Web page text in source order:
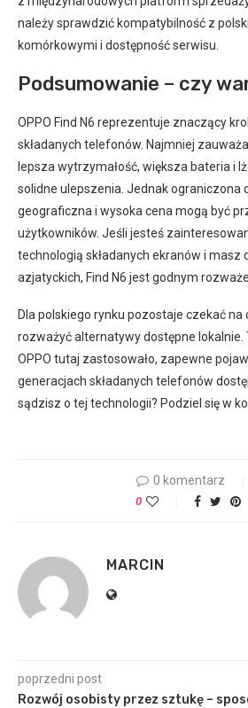
należy sprawdzić kompatybilność z
komórkowymi i dostępność serwisu.
Podsumowanie – czy
OPPO Find N6 reprezentuje znaczący
składanych telefonów. Najmniej
lepsza wytrzymałość, większa bateria i
solidne ulepszenia. Jednak ograniczona
geograficzna i wysoka cena mogą być
użytkowników. Jeśli jesteś
technologią składanych ekranów i masz
azjatyckich, Find N6 jest godnym
Dla polskiego rynku pozostaje czekać na
rozważyć alternatywy dostępne lokalnie.
OPPO tutaj zastosowało, zapewne
generacjach składanych telefonów
sądzisz o tej technologii? Podziel się w
0 komentarz
0
MARCIN
poprzedni post
Rozwój osobisty przez sztukę –